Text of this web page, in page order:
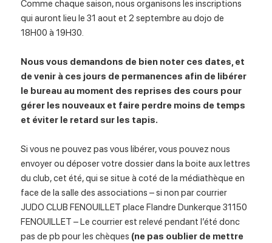
Comme chaque saison, nous organisons les inscriptions
qui auront lieu le 31 aout et 2 septembre au dojo de
18H00 à 19H30.
Nous vous demandons de bien noter ces dates, et
de venir à ces jours de permanences afin de libérer
le bureau au moment des reprises des cours pour
gérer les nouveaux et faire perdre moins de temps
et éviter le retard sur les tapis.
Si vous ne pouvez pas vous libérer, vous pouvez nous
envoyer ou déposer votre dossier dans la boite aux lettres
du club, cet été, qui se situe à coté de la médiathèque en
face de la salle des associations – si non par courrier
JUDO CLUB FENOUILLET place Flandre Dunkerque 31150
FENOUILLET – Le courrier est relevé pendant l’été donc
pas de pb pour les chèques (ne pas oublier de mettre